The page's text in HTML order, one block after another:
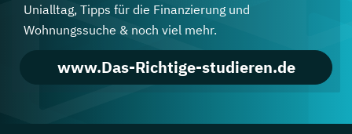
Unialltag, Tipps für die Finanzierung und
Wohnungssuche & noch viel mehr.
www.Das-Richtige-studieren.de